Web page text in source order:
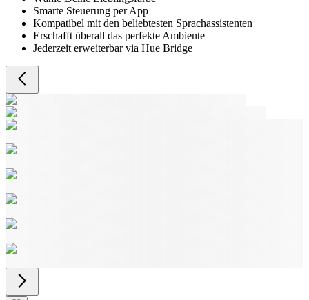
Smarte Steuerung per App
Kompatibel mit den beliebtesten Sprachassistenten
Erschafft überall das perfekte Ambiente
Jederzeit erweiterbar via Hue Bridge